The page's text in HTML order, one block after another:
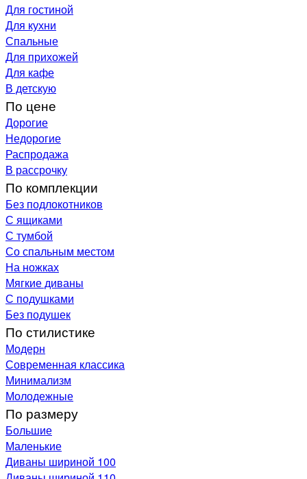
Для гостиной
Для кухни
Спальные
Для прихожей
Для кафе
В детскую
По цене
Дорогие
Недорогие
Распродажа
В рассрочку
По комплекции
Без подлокотников
С ящиками
С тумбой
Со спальным местом
На ножках
Мягкие диваны
С подушками
Без подушек
По стилистике
Модерн
Современная классика
Минимализм
Молодежные
По размеру
Большие
Маленькие
Диваны шириной 100